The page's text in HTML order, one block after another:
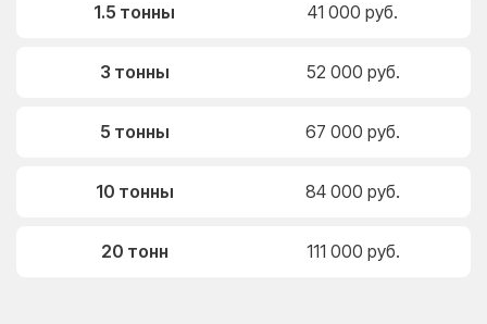
1.5 тонны 41 000 руб.
3 тонны 52 000 руб.
5 тонны 67 000 руб.
10 тонны 84 000 руб.
20 тонн 111 000 руб.